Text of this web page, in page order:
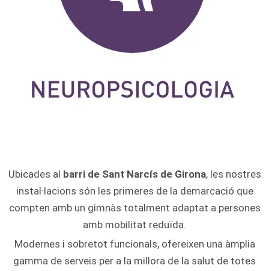
Ubicades al barri de Sant Narcís de Girona, les nostres
instal·lacions són les primeres de la demarcació que
compten amb un gimnàs totalment adaptat a persones
amb mobilitat reduïda.
Modernes i sobretot funcionals, ofereixen una àmplia
gamma de serveis per a la millora de la salut de totes